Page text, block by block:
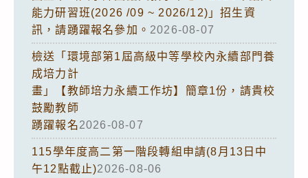
能力研習班(2026 /09 ~ 2026/12)」招生資
訊，請踴躍報名參加。 2026-08-07
檢送「環境部第1屆高級中等學校內永續部門養
成培力計
畫」【教師培力永續工作坊】簡章1份，請貴校
鼓勵教師
踴躍報名2026-08-07
115學年度高二第一階段轉組申請(8月13日中
午12點截止)2026-08-06